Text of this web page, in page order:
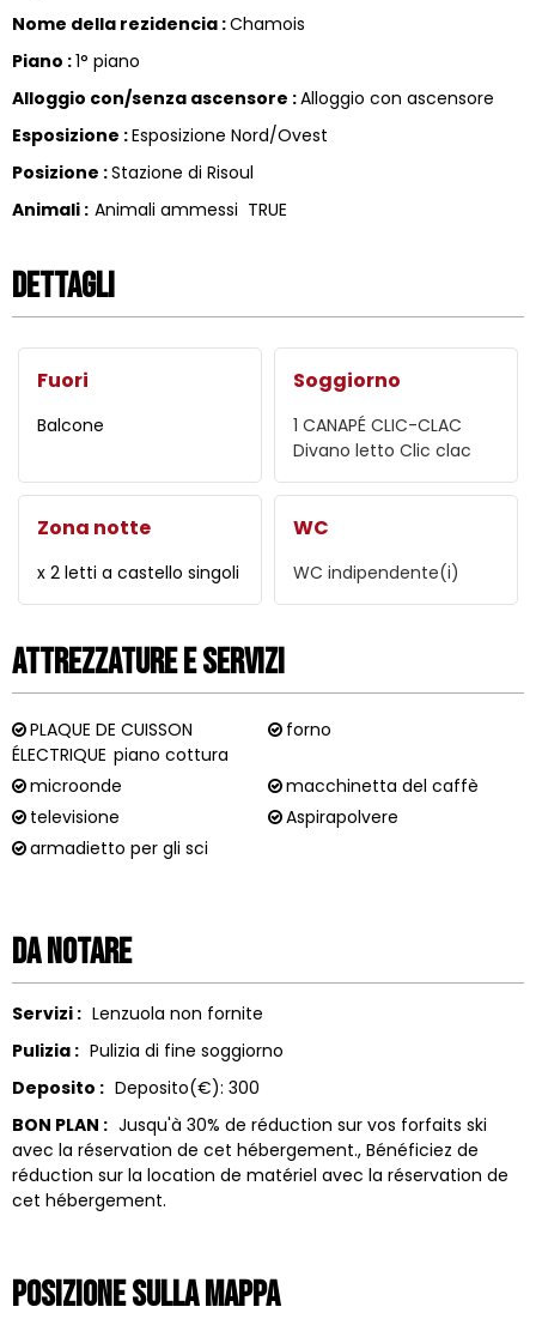
Nome della rezidencia :Chamois
Piano :1° piano
Alloggio con/senza ascensore :Alloggio con ascensore
Esposizione :Esposizione Nord/Ovest
Posizione :Stazione di Risoul
Animali : Animali ammessi TRUE
Dettagli
Fuori
Balcone
Soggiorno
1 CANAPÉ CLIC-CLAC
Divano letto Clic clac
Zona notte
x 2 letti a castello singoli
WC
WC indipendente(i)
Attrezzature e Servizi
PLAQUE DE CUISSON
ÉLECTRIQUE piano cottura
forno
microonde
macchinetta del caffè
televisione
Aspirapolvere
armadietto per gli sci
Da notare
Servizi : Lenzuola non fornite
Pulizia : Pulizia di fine soggiorno
Deposito : Deposito(€): 300
BON PLAN : Jusqu'à 30% de réduction sur vos forfaits ski
avec la réservation de cet hébergement. Bénéficiez de
réduction sur la location de matériel avec la réservation de
cet hébergement.
Posizione sulla mappa